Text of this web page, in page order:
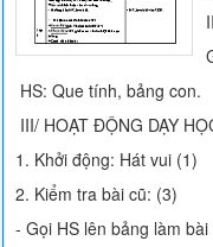
HS: Que tính, bảng con.
III/ HOẠT ĐỘNG DẠY
1. Khởi động: Hát vui (1)
2. Kiểm tra bài cũ: (3)
- Gọi HS lên bảng làm bài